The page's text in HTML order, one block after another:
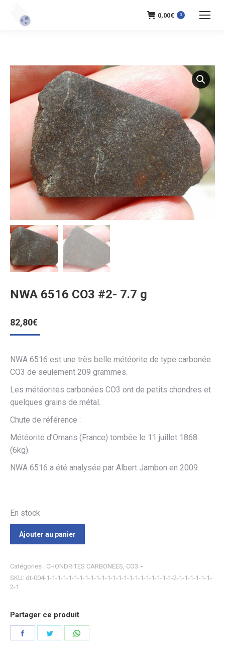
0,00€ 0
NWA 6516 CO3 #2- 7.7 g
82,80€
NWA 6516 est une très belle météorite de type carbonée
CO3 de seulement 209 grammes.
Les météorites carbonées CO3 ont de petits chondres et
quelques grains de métal.
Chute de référence :
Météorite d’Ornans (France) tombée le 11 juillet 1868
(6kg).
NWA 6516 a été analysée par Albert Jambon en 2009.
En stock
Ajouter au panier
Catégories : CHONDRITES CARBONEES, CO3
SKU: dt-004-1-1-1-1-1-1-1-1-1-1-1-1-1-1-1-1-1-1-1-1-1-1-1-2-1-1-1-1-1-1-
2-1
Partager ce produit
Partager Partager